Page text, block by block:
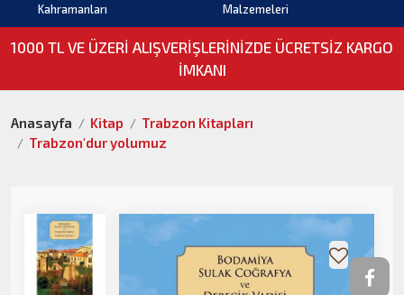
Kahramanları
Malzemeleri
1000 TL VE ÜZERI ALIŞVERIŞLERINIZDE ÜCRETSİZ KARGO
İMKANI
Anasayfa Kitap
Trabzon Kitapları
Trabzon'dur yolumuz